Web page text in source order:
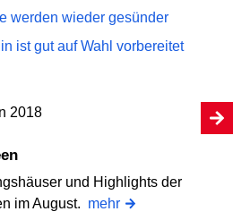
werden wieder gesünder
ist gut auf Wahl vorbereitet
und Highlights der
im August. mehr